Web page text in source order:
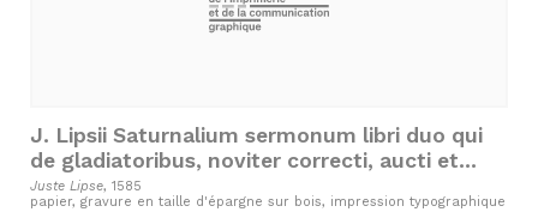
J. Lipsii Saturnalium sermonum libri duo qui
de gladiatoribus, noviter correcti, aucti et
formis aeneis illustrati
Juste Lipse, 1585
papier, gravure en taille d'épargne sur bois, impression typographique